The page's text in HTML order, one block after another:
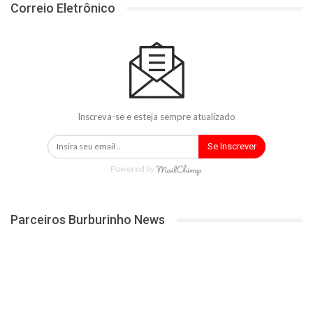
Correio Eletrônico
Inscreva-se e esteja sempre atualizado
Se Inscrever
Powered by
Parceiros Burburinho News